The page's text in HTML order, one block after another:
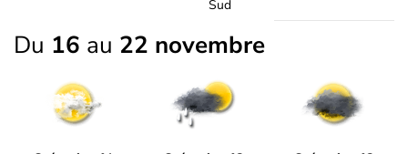
Sud
Du 16 au 22 novembre